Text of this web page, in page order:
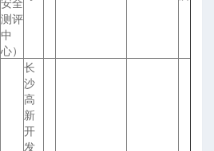
测评
中
心）
长
沙
高
新
开
发